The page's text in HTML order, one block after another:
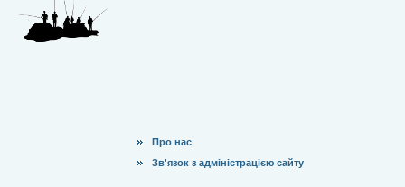
Про нас
Зв'язок з адміністрацією сайту